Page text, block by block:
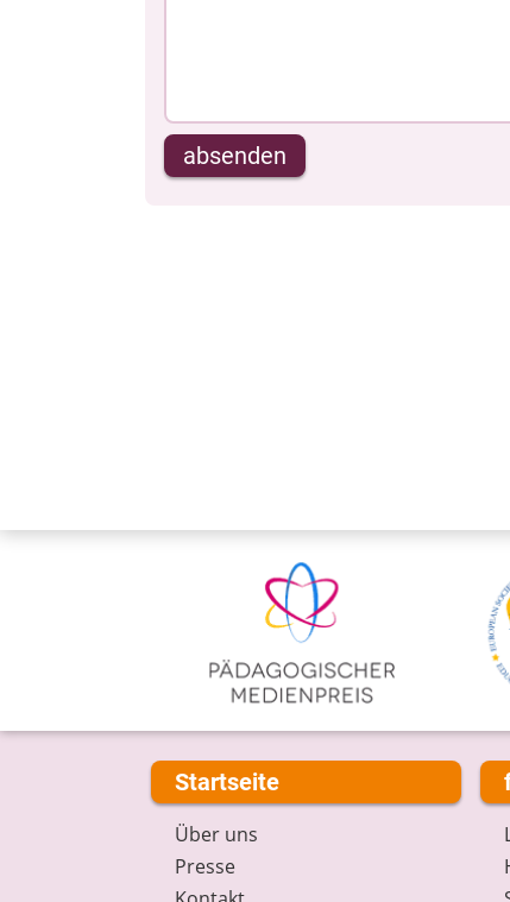
absenden
Startseite
Über uns
Presse